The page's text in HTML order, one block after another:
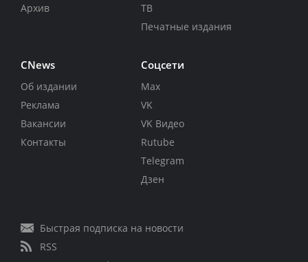
Архив
ТВ
Печатные издания
CNews
Об издании
Реклама
Вакансии
Контакты
Соцсети
Max
VK
VK Видео
Rutube
Telegram
Дзен
Быстрая подписка на новости
RSS